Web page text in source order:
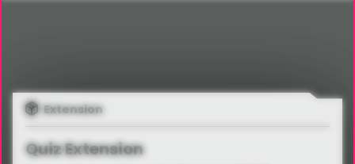
Extension
Quiz Extension